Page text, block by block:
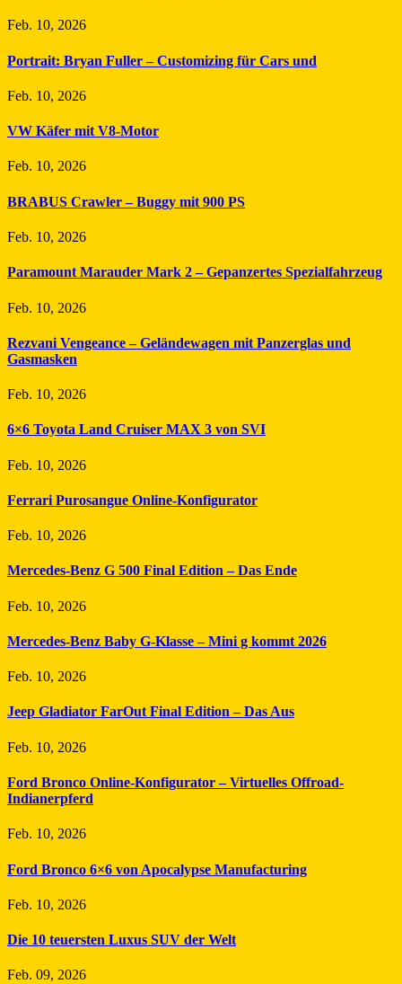
Feb. 10, 2026
Portrait: Bryan Fuller – Customizing für Cars und
Feb. 10, 2026
VW Käfer mit V8-Motor
Feb. 10, 2026
BRABUS Crawler – Buggy mit 900 PS
Feb. 10, 2026
Paramount Marauder Mark 2 – Gepanzertes Spezialfahrzeug
Feb. 10, 2026
Rezvani Vengeance – Geländewagen mit Panzerglas und
Gasmasken
Feb. 10, 2026
6×6 Toyota Land Cruiser MAX 3 von SVI
Feb. 10, 2026
Ferrari Purosangue Online-Konfigurator
Feb. 10, 2026
Mercedes-Benz G 500 Final Edition – Das Ende
Feb. 10, 2026
Mercedes-Benz Baby G-Klasse – Mini g kommt 2026
Feb. 10, 2026
Jeep Gladiator FarOut Final Edition – Das Aus
Feb. 10, 2026
Ford Bronco Online-Konfigurator – Virtuelles Offroad-
Indianerpferd
Feb. 10, 2026
Ford Bronco 6×6 von Apocalypse Manufacturing
Feb. 10, 2026
Die 10 teuersten Luxus SUV der Welt
Feb. 09, 2026